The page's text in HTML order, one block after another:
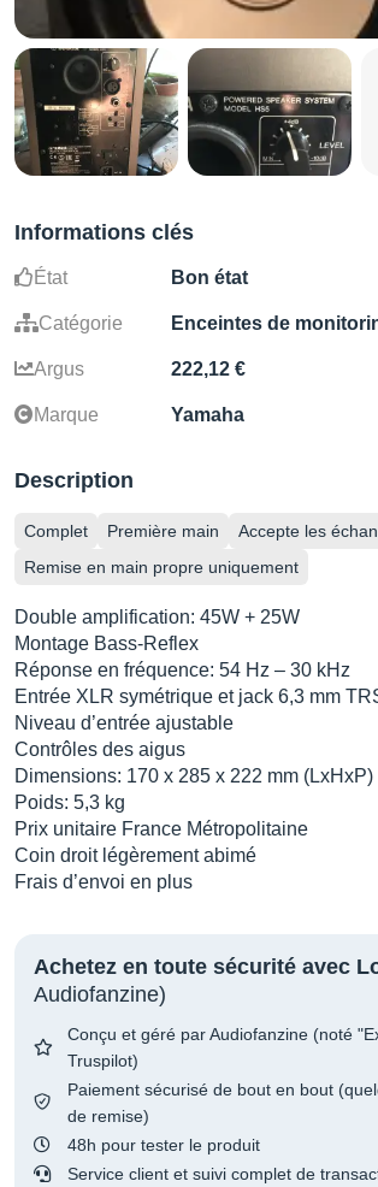
Informations clés
État Bon état
Catégorie Enceintes de
Argus 222,12 €
Marque Yamaha
Description
Complet Première main
Accepte les
Remise en main propre uniquement
Double amplification: 45W + 25W
Montage Bass-Reflex
Réponse en fréquence: 54 Hz – 30 kHz
Entrée XLR symétrique et jack 6,3 mm
Niveau d’entrée ajustable
Contrôles des aigus
Dimensions: 170 x 285 x 222 mm (LxHxP)
Poids: 5,3 kg
Prix unitaire France Métropolitaine
Coin droit légèrement abimé
Frais d’envoi en plus
Achetez en toute sécurité avec
Audiofanzine)
Conçu et géré par Audiofanzine (noté
Truspilot)
Paiement sécurisé de bout en bout
de remise)
48h pour tester le produit
Service client et suivi complet de